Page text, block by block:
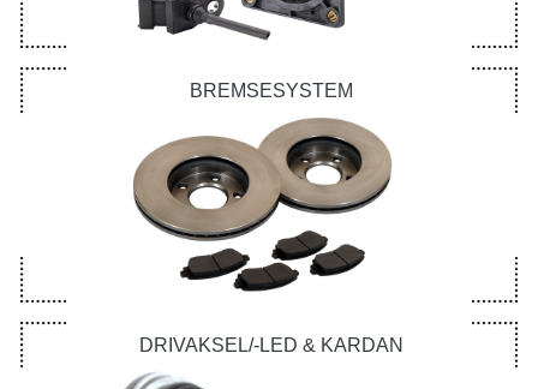
BREMSESYSTEM
DRIVAKSEL/-LED & KARDAN